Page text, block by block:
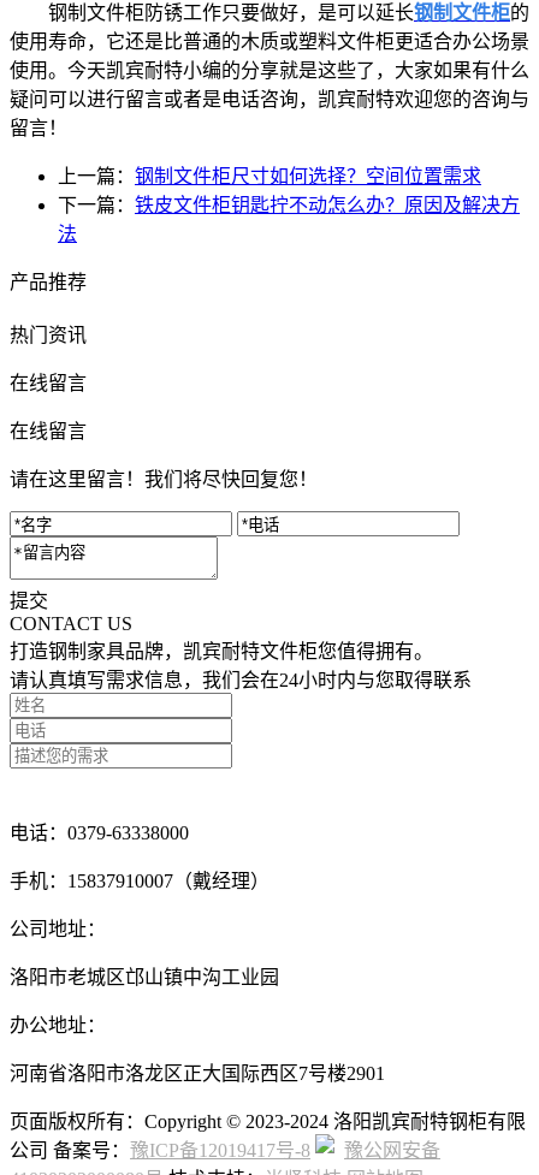
钢制文件柜防锈工作只要做好，是可以延长钢制文件柜的
使用寿命，它还是比普通的木质或塑料文件柜更适合办公场景
使用。今天凯宾耐特小编的分享就是这些了，大家如果有什么
疑问可以进行留言或者是电话咨询，凯宾耐特欢迎您的咨询与
留言！
上一篇： 钢制文件柜尺寸如何选择？空间位置需求
下一篇： 铁皮文件柜钥匙拧不动怎么办？原因及解决方
法
产品推荐
热门资讯
在线留言
在线留言
请在这里留言！我们将尽快回复您！
提交
CONTACT US
打造钢制家具品牌，凯宾耐特文件柜您值得拥有。
请认真填写需求信息，我们会在24小时内与您取得联系
电话：0379-63338000
手机：15837910007（戴经理）
公司地址：
洛阳市老城区邙山镇中沟工业园
办公地址：
河南省洛阳市洛龙区正大国际西区7号楼2901
页面版权所有：Copyright © 2023-2024 洛阳凯宾耐特钢柜有限
公司 备案号： 豫ICP备12019417号-8
豫公网安备